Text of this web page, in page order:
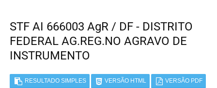
STF AI 666003 AgR / DF - DISTRITO
FEDERAL AG.REG.NO AGRAVO DE
INSTRUMENTO
RESULTADO SIMPLES VERSÃO HTML VERSÃO PDF